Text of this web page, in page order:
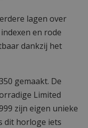
lagen over
en rode
dankzij het
gemaakt. De
Limited
zijn eigen unieke
dit horloge iets